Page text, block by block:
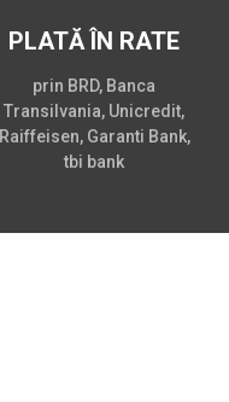
PLATĂ ÎN RATE
prin BRD, Banca
Transilvania, Unicredit,
Raiffeisen, Garanti Bank,
tbi bank